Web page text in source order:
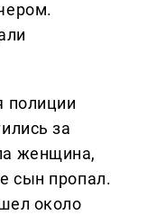
полиции
за
женщина,
сын пропал.
около